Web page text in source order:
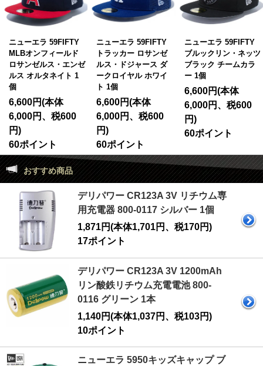
ラ 59FIFTY
ンフィールド
ルス・エンゼ
ルタネイト 1
(本体
、税600
ント
ニューエラ 59FIFTY
トラッカー ロサンゼ
ルス・ドジャース ダ
ークロイヤル ホワイ
6,600円(本体
6,000円、税600
60ポイント
ニューエラ 59FIFTY
ブルックリン・ネッツ
ブラック チームカラ
ー 1個
6,600円(本体
6,000円、税600
円)
60ポイント
ニュ
トレ
ック
おすすめ商品
デリパワー CR123A 3V リチウム専
用充電器 800-0117 シルバー 1個
1,871円(本体1,701円、税170円)
17ポイント
デリパワー CR123A 3V 1200mAh
リン酸鉄リチウム充電電池 800-
0116 グリーン 1本
1,140円(本体1,037円、税103円)
10ポイント
ニューエラ 5950キッズキャップ ブ